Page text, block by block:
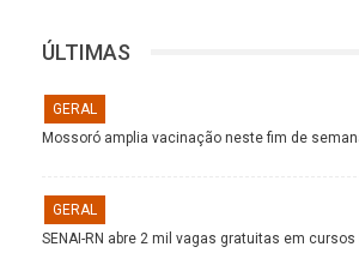
ÚLTIMAS
GERAL
Mossoró amplia vacinação neste fim de
GERAL
SENAI-RN abre 2 mil vagas gratuitas em cursos